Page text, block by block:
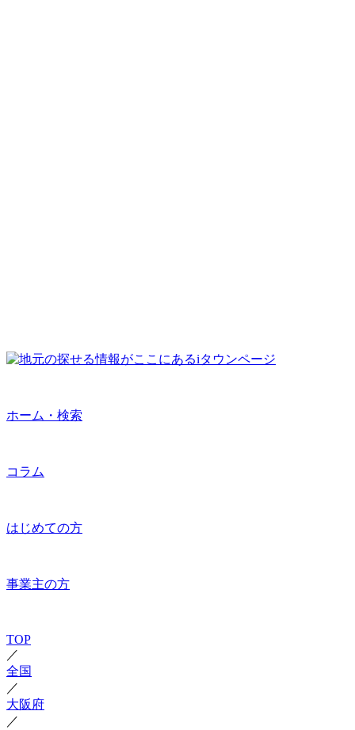
ホーム・検索
コラム
はじめての方
事業主の方
TOP
／
全国
／
大阪府
／